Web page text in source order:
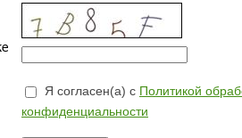
Я согласен(а) с Политикой
конфиденциальности